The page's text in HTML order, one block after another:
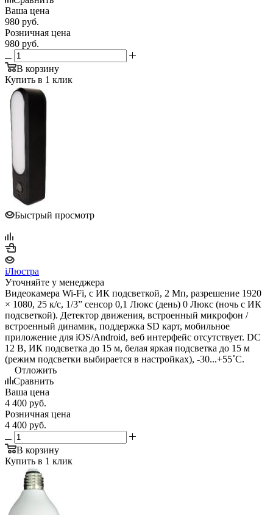
Ваша цена
980 руб.
Розничная цена
980 руб.
В корзину
Купить в 1 клик
Быстрый просмотр
iЛюстра
Уточняйте у менеджера
Видеокамера Wi-Fi, с ИК подсветкой, 2 Мп, разрешение 1920
× 1080, 25 к/с, 1/3” сенсор 0,1 Люкс (день) 0 Люкс (ночь с ИК
подсветкой). Детектор движения, встроенный микрофон /
встроенный динамик, поддержка SD карт, мобильное
приложение для iOS/Android, веб интерфейс отсутствует. DC
12 В, ИК подсветка до 15 м, белая яркая подсветка до 15 м
(режим подсветки выбирается в настройках), -30...+55˚C.
Отложить
Сравнить
Ваша цена
4 400 руб.
Розничная цена
4 400 руб.
В корзину
Купить в 1 клик